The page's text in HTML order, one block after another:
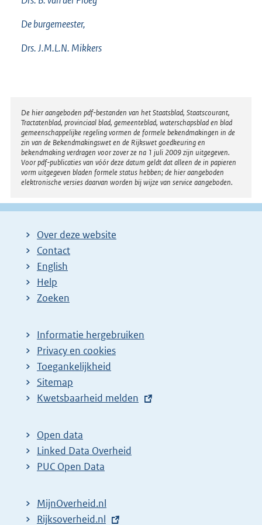
De burgemeester,
Drs. J.M.L.N. Mikkers
Disclaimer
De hier aangeboden pdf-bestanden van het Staatsblad, Staatscourant,
Tractatenblad, provinciaal blad, gemeenteblad, waterschapsblad en blad
gemeenschappelijke regeling vormen de formele bekendmakingen in de
zin van de Bekendmakingswet en de Rijkswet goedkeuring en
bekendmaking verdragen voor zover ze na 1 juli 2009 zijn uitgegeven.
Voor pdf-publicaties van vóór deze datum geldt dat alleen de in papieren
vorm uitgegeven bladen formele status hebben; de hier aangeboden
elektronische versies daarvan worden bij wijze van service aangeboden.
Over deze website
Contact
English
Help
Zoeken
Informatie hergebruiken
Privacy en cookies
Toegankelijkheid
Sitemap
E
t
e
r
l
Kwetsbaarheid melden
Open data
Linked Data Overheid
PUC Open Data
MijnOverheid.nl
E
Rijksoverheid.nl